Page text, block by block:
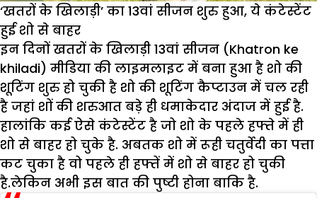
‘खतरों के खिलाड़ी’ का 13वां सीजन शुरु हुआ, ये कंटेस्टेंट
हुई शो से बाहर
इन दिनों खतरों के खिलाड़ी 13वां सीजन (Khatron ke
khiladi) मीडिया की लाइमलाइट में बना हुआ है शो की
शूटिंग शुरु हो चुकी है शो की शूटिंग कैप्टाउन में चल रही
है जहां शों की शरुआत बड़े ही धमाकेदार अंदाज में हुई है.
हालांकि कई ऐसे कंटेस्टेंट है जो शो के पहले हफ्ते में ही
शो से बाहर हो चुके है. अबतक शो में रूही चतुर्वेदी का पत्ता
कट चुका है वो पहले ही हफ्तें में शो से बाहर हो चुकी
है.लेकिन अभी इस बात की पुष्टी होना बाकि है.